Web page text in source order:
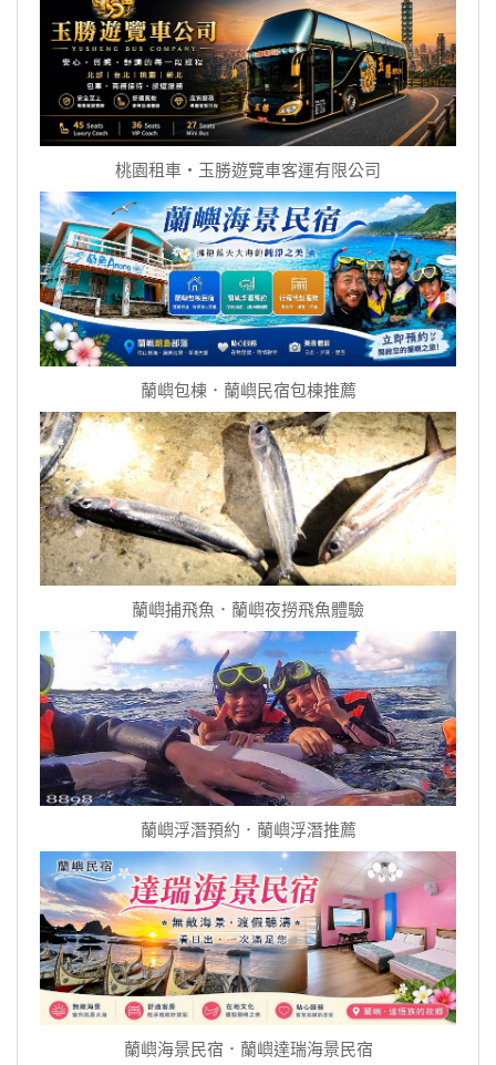
桃園租車‧玉勝遊覽車客運有限公司
蘭嶼包棟．蘭嶼民宿包棟推薦
蘭嶼捕飛魚．蘭嶼夜撈飛魚體驗
蘭嶼浮潛預約．蘭嶼浮潛推薦
蘭嶼海景民宿．蘭嶼達瑞海景民宿